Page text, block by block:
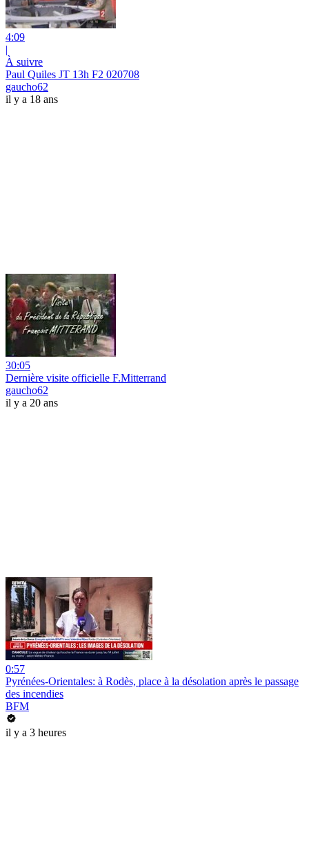
4:09
|
À suivre
Paul Quiles JT 13h F2 020708
gaucho62
il y a 18 ans
30:05
Dernière visite officielle F.Mitterrand
gaucho62
il y a 20 ans
0:57
Pyrénées-Orientales: à Rodès, place à la désolation après le passage
des incendies
BFM
il y a 3 heures